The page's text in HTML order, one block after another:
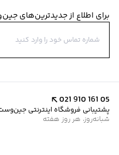
برای اطلاع از جدیدترین‌های
021 910 161 05
پشتیبانی فروشگاه اینترنتی
شبانه‌روز، هر روز هفته